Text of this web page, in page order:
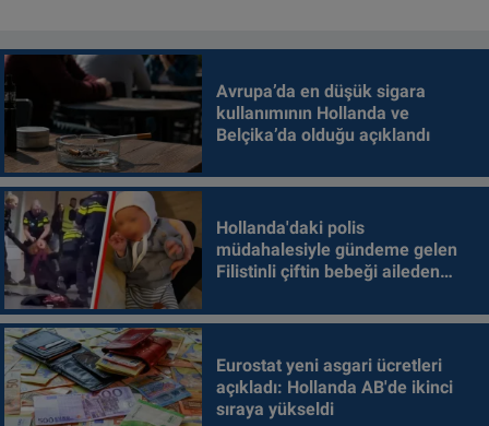
Avrupa’da en düşük sigara
kullanımının Hollanda ve
Belçika’da olduğu açıklandı
Hollanda'daki polis
müdahalesiyle gündeme gelen
Filistinli çiftin bebeği aileden
Eurostat yeni asgari ücretleri
açıkladı: Hollanda AB'de ikinci
sıraya yükseldi